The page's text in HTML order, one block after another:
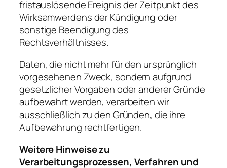
fristauslösende Ereignis der Zeitpunkt des
Wirksamwerdens der Kündigung oder
sonstige Beendigung des
Rechtsverhältnisses.
Daten, die nicht mehr für den ursprünglich
vorgesehenen Zweck, sondern aufgrund
gesetzlicher Vorgaben oder anderer Gründe
aufbewahrt werden, verarbeiten wir
ausschließlich zu den Gründen, die ihre
Aufbewahrung rechtfertigen.
Weitere Hinweise zu
Verarbeitungsprozessen, Verfahren und